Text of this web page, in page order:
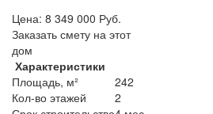
Цена: 8 349 000 Руб.
Заказать смету на этот
дом
Характеристики
Площадь, м²
242
Кол-во этажей
2